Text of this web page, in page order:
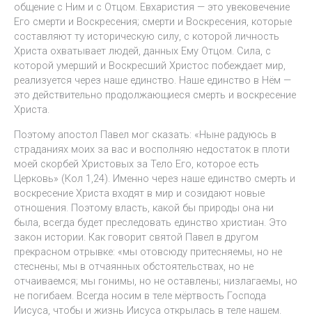
общение с Ним и с Отцом. Евхаристия — это увековечение
Его смерти и Воскресения; смерти и Воскресения, которые
составляют ту историческую силу, с которой личность
Христа охватывает людей, данных Ему Отцом. Сила, с
которой умерший и Воскресший Христос побеждает мир,
реализуется через наше единство. Наше единство в Нём —
это действительно продолжающиеся смерть и воскресение
Христа.
Поэтому апостол Павел мог сказать: «Ныне радуюсь в
страданиях моих за вас и восполняю недостаток в плоти
моей скорбей Христовых за Тело Его, которое есть
Церковь» (Кол 1,24). Именно через наше единство смерть и
воскресение Христа входят в мир и созидают новые
отношения. Поэтому власть, какой бы природы она ни
была, всегда будет преследовать единство христиан. Это
закон истории. Как говорит святой Павел в другом
прекрасном отрывке: «мы отовсюду притесняемы, но не
стеснены; мы в отчаянных обстоятельствах, но не
отчаиваемся; мы гонимы, но не оставлены; низлагаемы, но
не погибаем. Всегда носим в теле мёртвость Господа
Иисуса, чтобы и жизнь Иисуса открылась в теле нашем.